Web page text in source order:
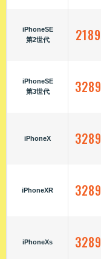
iPhoneSE
第2世代
iPhoneSE
第3世代
iPhoneX
iPhoneXR
iPhoneXs
2189
3289
3289
3289
3289